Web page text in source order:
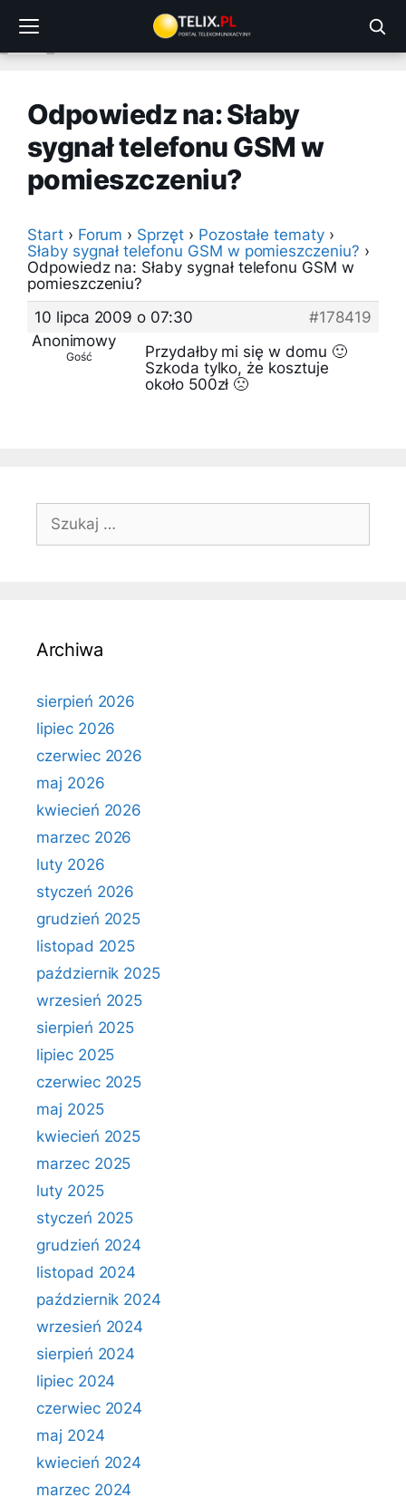
treści
Odpowiedz na: Słaby
sygnał telefonu GSM w
pomieszczeniu?
Start › Forum › Sprzęt › Pozostałe tematy ›
Słaby sygnał telefonu GSM w pomieszczeniu? ›
Odpowiedz na: Słaby sygnał telefonu GSM w
pomieszczeniu?
10 lipca 2009 o 07:30
#178419
Anonimowy
Gość
Przydałby mi się w domu 🙂
Szkoda tylko, że kosztuje
około 500zł 🙁
Szukaj:
Archiwa
sierpień 2026
lipiec 2026
czerwiec 2026
maj 2026
kwiecień 2026
marzec 2026
luty 2026
styczeń 2026
grudzień 2025
listopad 2025
październik 2025
wrzesień 2025
sierpień 2025
lipiec 2025
czerwiec 2025
maj 2025
kwiecień 2025
marzec 2025
luty 2025
styczeń 2025
grudzień 2024
listopad 2024
październik 2024
wrzesień 2024
sierpień 2024
lipiec 2024
czerwiec 2024
maj 2024
kwiecień 2024
marzec 2024